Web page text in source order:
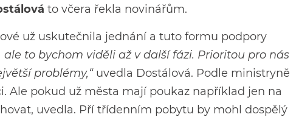
to včera řekla novinářům.
už uskutečnila jednání a tuto formu podpory
to bychom viděli až v další fázi. Prioritou pro nás
problémy,“uvedla Dostálová. Podle ministryně
Ale pokud už města mají poukaz například jen na
uvedla. Pří třídenním pobytu by mohl dospělý